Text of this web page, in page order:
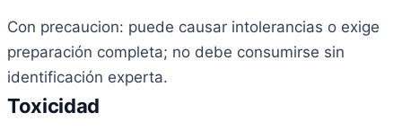
Con precaucion: puede causar intolerancias o exige
preparación completa; no debe consumirse sin
identificación experta.
Toxicidad